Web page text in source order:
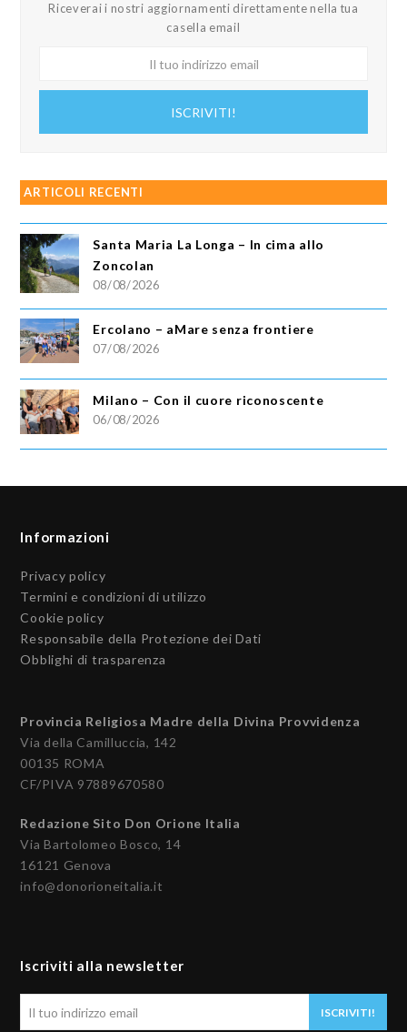
Riceverai i nostri aggiornamenti direttamente nella tua
casella email
ISCRIVITI!
ARTICOLI RECENTI
Santa Maria La Longa – In cima allo
Zoncolan
08/08/2026
Ercolano – aMare senza frontiere
07/08/2026
Milano – Con il cuore riconoscente
06/08/2026
Informazioni
Privacy policy
Termini e condizioni di utilizzo
Cookie policy
Responsabile della Protezione dei Dati
Obblighi di trasparenza
Provincia Religiosa Madre della Divina Provvidenza
Via della Camilluccia, 142
00135 ROMA
CF/PIVA 97889670580
Redazione Sito Don Orione Italia
Via Bartolomeo Bosco, 14
16121 Genova
info@donorioneitalia.it
Iscriviti alla newsletter
ISCRIVITI!